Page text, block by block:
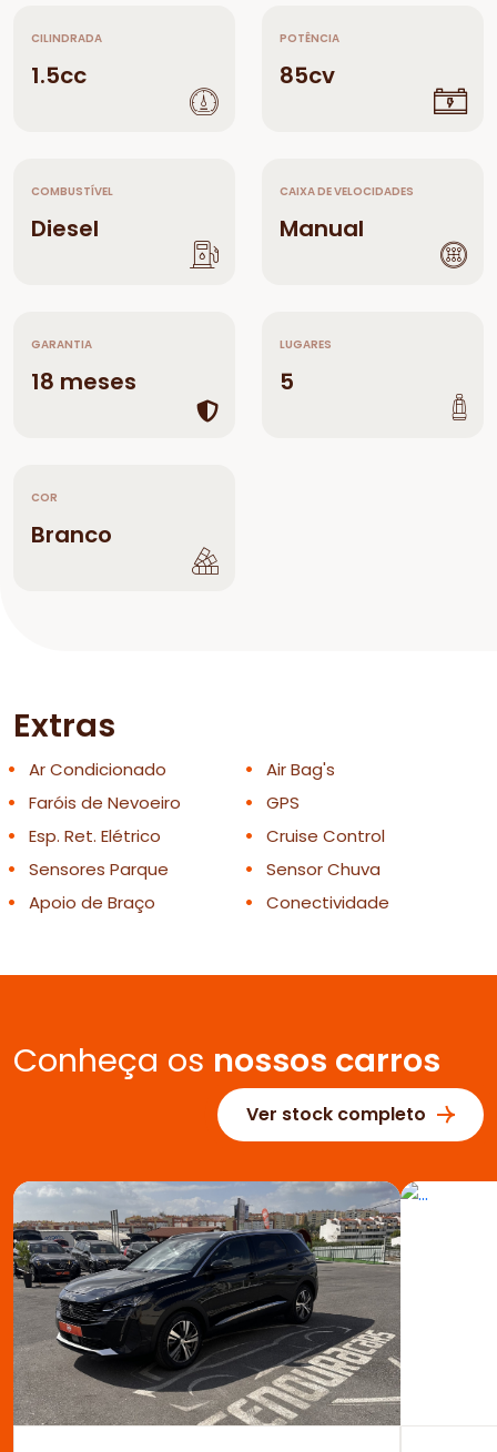
CILINDRADA
1.5cc
POTÊNCIA
85cv
COMBUSTÍVEL
Diesel
CAIXA DE VELOCIDADES
Manual
GARANTIA
18 meses
LUGARES
5
COR
Branco
Extras
Ar Condicionado
Air Bag's
Faróis de Nevoeiro
GPS
Esp. Ret. Elétrico
Cruise Control
Sensores Parque
Sensor Chuva
Apoio de Braço
Conectividade
Conheça os nossos carros
Ver stock completo